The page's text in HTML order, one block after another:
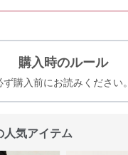
購入時のルール
ず購入前にお読みください。
人気アイテム